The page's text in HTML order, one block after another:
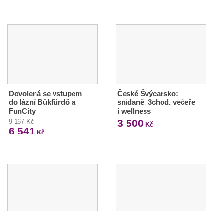
Dovolená se vstupem
do lázní Bükfürdő a
FunCity
9 167 Kč
6 541 Kč
České Švýcarsko:
snídaně, 3chod. večeře
i wellness
3 500 Kč